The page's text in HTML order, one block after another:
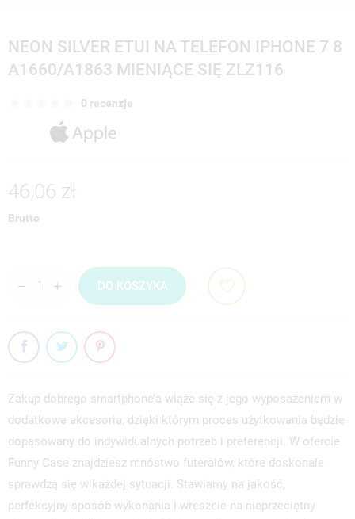
NEON SILVER ETUI NA TELEFON IPHONE 7 8
A1660/A1863 MIENIĄCE SIĘ ZLZ116
0 recenzje
46,06 zł
Brutto
DO KOSZYKA
Zakup dobrego smartphone’a wiąże się z jego wyposażeniem w
dodatkowe akcesoria, dzięki którym proces użytkowania będzie
dopasowany do indywidualnych potrzeb i preferencji. W ofercie
Funny Case znajdziesz mnóstwo futerałów, które doskonale
sprawdzą się w każdej sytuacji. Stawiamy na jakość,
perfekcyjny sposób wykonania i wreszcie na nieprzeciętny